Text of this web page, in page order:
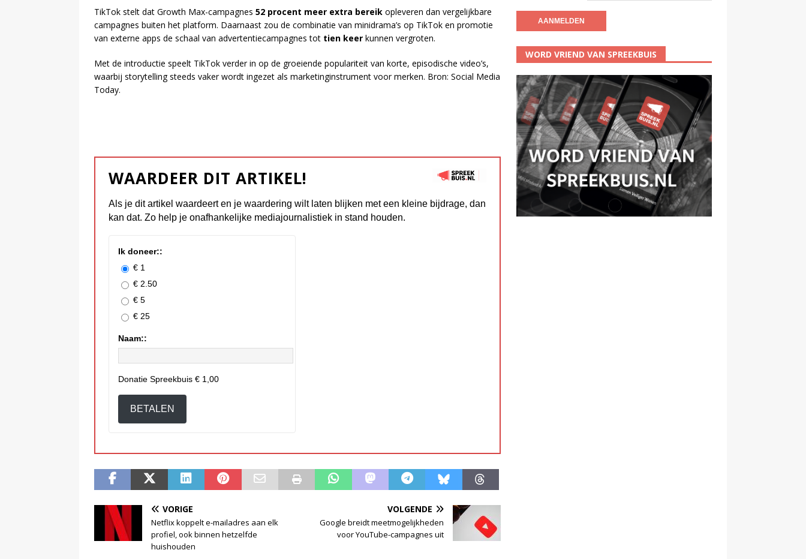
TikTok stelt dat Growth Max-campagnes 52 procent meer extra bereik opleveren dan vergelijkbare
campagnes buiten het platform. Daarnaast zou de combinatie van minidrama’s op TikTok en promotie
van externe apps de schaal van advertentiecampagnes tot tien keer kunnen vergroten.
Met de introductie speelt TikTok verder in op de groeiende populariteit van korte, episodische video’s,
waarbij storytelling steeds vaker wordt ingezet als marketinginstrument voor merken. Bron: Social Media
Today.
WAARDEER DIT ARTIKEL!
Als je dit artikel waardeert en je waardering wilt laten blijken met een kleine bijdrage, dan
kan dat. Zo help je onafhankelijke mediajournalistiek in stand houden.
Ik doneer::
€ 1
€ 2.50
€ 5
€ 25
Naam::
Donatie Spreekbuis € 1,00
BETALEN
VORIGE
Netflix koppelt e-mailadres aan elk
profiel, ook binnen hetzelfde
huishouden
VOLGENDE
Google breidt meetmogelijkheden
voor YouTube-campagnes uit
WORD VRIEND VAN SPREEKBUIS